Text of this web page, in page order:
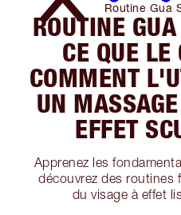
Routine Gua
Gua Sha +
Massage Du
ROUTINE
CE QUE
COMMENT
UN
EFFET
Apprenez les
découvrez des routines
du visage à effet